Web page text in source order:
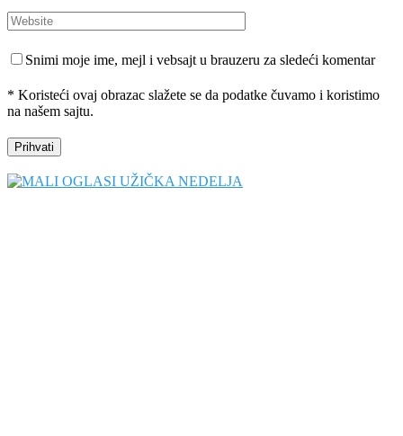
Snimi moje ime, mejl i vebsajt u brauzeru za sledeći komentar
* Koristeći ovaj obrazac slažete se da podatke čuvamo i koristimo
na našem sajtu.